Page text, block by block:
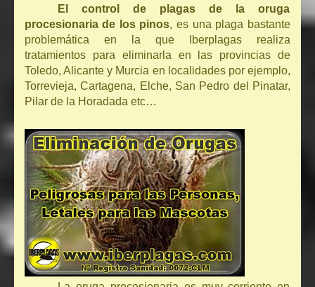
El control de plagas de la oruga
procesionaria de los pinos, es una plaga bastante
problemática en la que Iberplagas realiza
tratamientos para eliminarla en las provincias de
Toledo, Alicante y Murcia en localidades por ejemplo,
Torrevieja, Cartagena, Elche, San Pedro del Pinatar,
Pilar de la Horadada etc…